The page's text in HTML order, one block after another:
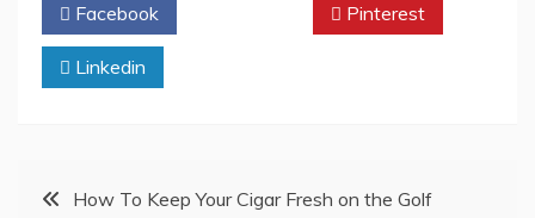
Facebook Pinterest
Linkedin
PostHow To Keep Your Cigar Fresh on the Golf